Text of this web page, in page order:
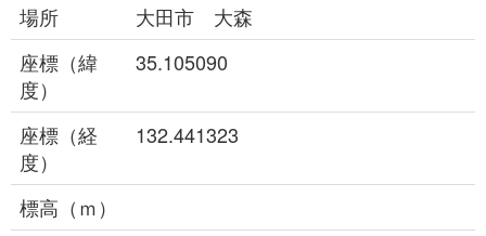
場所
大田市 大森
座標（緯
度）
35.105090
座標（経
度）
132.441323
標高（ｍ）